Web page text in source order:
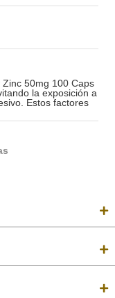
Zinc 50mg 100 Caps
la exposición a
Estos factores